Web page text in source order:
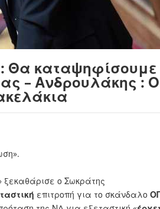
καταψηφίσουμε
– Ανδρουλάκης :
ξεκαθάρισε ο Σωκράτης
επιτροπή για το σκάνδαλο